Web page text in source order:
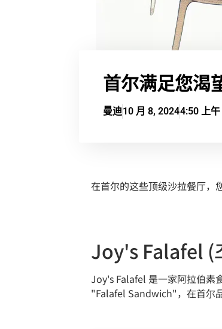
首尔满足您渴
曼迪10 月 8, 20244:50 上午
在首尔的这些顶级沙拉餐厅，
Joy's Falafel (
Joy's Falafel 是一家阿拉伯素
"Falafel Sandwich"，在首尔